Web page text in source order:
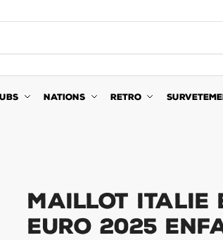
NATIONS RETRO
Maillot Italie
Euro 2025